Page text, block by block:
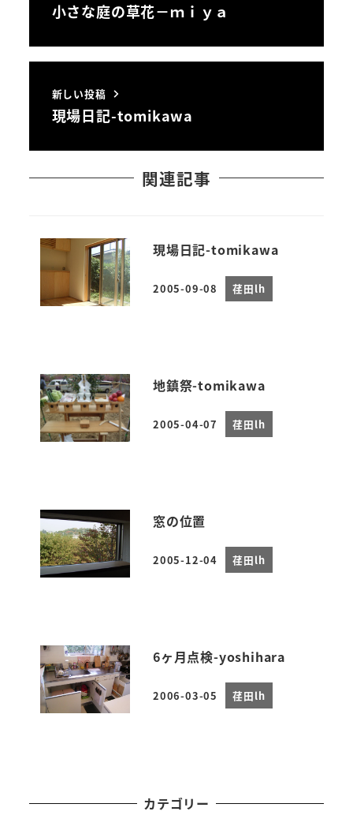
小さな庭の草花－ｍｉｙａ
新しい投稿
現場日記-tomikawa
関連記事
現場日記-tomikawa
投稿日
2005-09-08 荏田lh
地鎮祭-tomikawa
投稿日
2005-04-07 荏田lh
窓の位置
投稿日
2005-12-04 荏田lh
6ヶ月点検-yoshihara
投稿日
2006-03-05 荏田lh
カテゴリー